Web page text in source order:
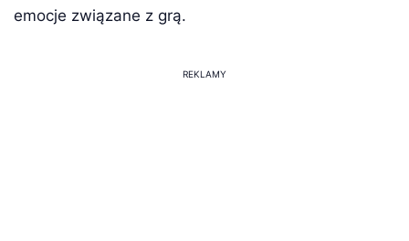
emocje związane z grą.
REKLAMY